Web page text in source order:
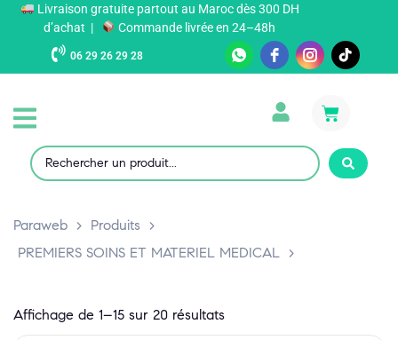
Livraison gratuite partout au Maroc dès 300 DH
d’achat |
Commande livrée en 24–48h
06 29 26 29 28
Paraweb > Produits >
PREMIERS SOINS ET MATERIEL MEDICAL >
Affichage de 1–15 sur 20 résultats